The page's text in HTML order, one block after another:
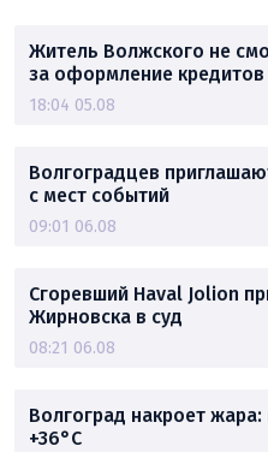
Житель Волжского не
за оформление
18:04 05.08
Волгоградцев
с мест событий
09:01 06.08
Сгоревший Haval Jolion
Жирновска в суд
08:21 06.08
Волгоград накроет жара:
+36°C